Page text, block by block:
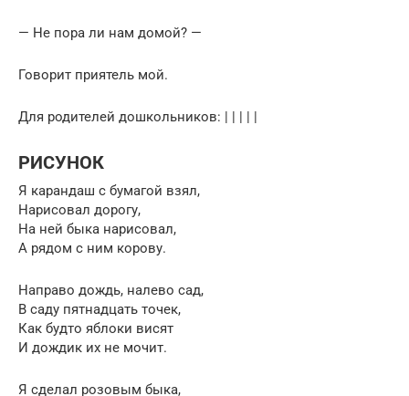
— Не пора ли нам домой? —
Говорит приятель мой.
Для родителей дошкольников: | | | | |
РИСУНОК
Я карандаш с бумагой взял,
Нарисовал дорогу,
На ней быка нарисовал,
А рядом с ним корову.
Направо дождь, налево сад,
В саду пятнадцать точек,
Как будто яблоки висят
И дождик их не мочит.
Я сделал розовым быка,